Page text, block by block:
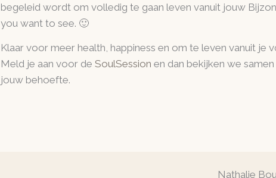
begeleid wordt om volledig te gaan leven vanuit jouw
you want to see. 🙂
Klaar voor meer health, happiness en om te leven vanuit je
Meld je aan voor de SoulSession en dan bekijken we
jouw behoefte.
Nathalie